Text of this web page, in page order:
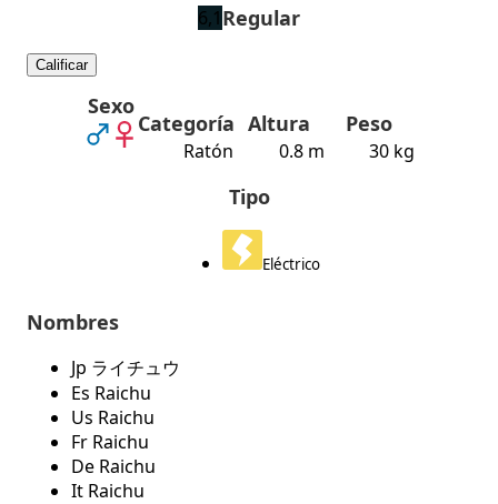
Sexo
Categoría
Ratón
Altura
0.8 m
Peso
30 kg
Tipo
Eléctrico
Nombres
Jp ライチュウ
Es Raichu
Us Raichu
Fr Raichu
De Raichu
It Raichu
6,1Regular
Calificar